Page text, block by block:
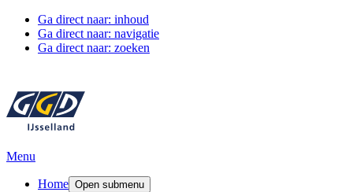
Ga direct naar: inhoud
Ga direct naar: navigatie
Ga direct naar: zoeken
Menu
Home Open submenu